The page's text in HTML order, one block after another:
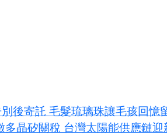
後寄託 毛髮琉璃珠讓毛孩回憶
多晶矽關稅 台灣太陽能供應鏈